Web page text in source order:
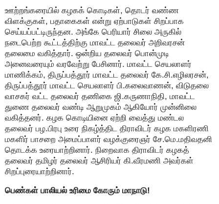
ஊற்றங்கரையில் கழகக் கொடிகள், தொடர் வண்ண
விளக்குகள், பதாகைகள் என்று ஏற்பாடுகள் சிறப்பாக
செய்யப்பட்டிருந்தன. அங்கே பெரியார் சிலை அருகில்
நடைபெற்ற கூட்டத்திற்கு மாவட்ட தலைவர் அறிவரசன்
தலைமை வகித்தார். ஒன்றிய தலைவர் பொன்முடி
அனைவரையும் வரவேற்று பேசினார். மாவட்ட செயலாளர்
மாணிக்கம், திருப்பத்தூர் மாவட்ட தலைவர் கே.சி.எழிலரசன்,
திருப்பத்தூர் மாவட்ட செயலாளர் பி.கலைவாணன், விடுதலை
வாசகர் வட்ட தலைவர் தணிகை ஜி.கருணாநிதி, மாவட்ட
துணை தலைவர் வண்டி ஆறுமுகம் ஆகியோர் முன்னிலை
வகித்தனர். கழக கொடியினை ஏற்றி வைத்து மண்டல
தலைவர் பழ.பிரபு உரை நிகழ்த்திட திராவிடர் கழக மகளிரணி
மகளிர் பாசறை அமைப்பாளர் வழக்குரைஞர் சே.மெ.மதிவதனி
தொடக்க உரையாற்றினார். நிறைவாக திராவிடர் கழகத்
தலைவர் தமிழர் தலைவர் ஆசிரியர் கி.வீரமணி அவர்கள்
சிறப்புரையாற்றினார்.
பெண்கள் பாலியல் உரிமை கோரும் மாநாடு!